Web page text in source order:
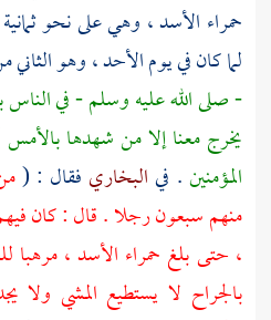
حمراء الأسد ، وهي على نحو
لما كان في يوم الأحد ، وهو الثاني
- صلى الله عليه وسلم - في الناس
يخرج معنا إلا من شهدها
المؤمنين. فيالبخاري فقال : (
منهم سبعون رجلا . قال : كان
، حتى بلغ حمراء الأسد، مرهبا
بالجراح لا يستطيع المشي ولا